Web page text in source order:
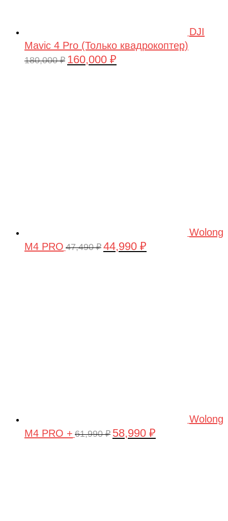
DJI
Mavic 4 Pro (Только квадрокоптер)
180,000₽ Первоначальная
160,000 ₽
Wolong
M4 PRO 47,490₽ Первоначальная
44,990 ₽
Wolong
M4 PRO + 61,990₽ Первоначальная
58,990 ₽